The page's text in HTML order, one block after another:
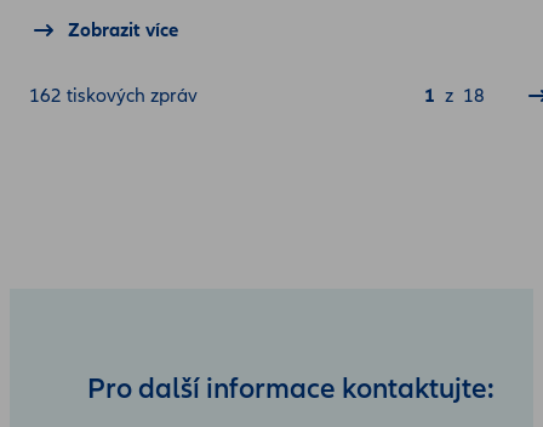
Zobrazit více
162 tiskových zpráv Jste zde:
1 z 18
Pro další informace kontaktujte: